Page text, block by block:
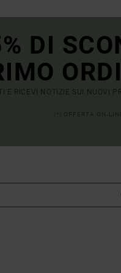
DI
E RICEVI NOTIZIE SUI NUOVI